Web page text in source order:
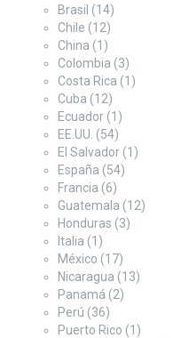
Brasil (14)
Chile (12)
China (1)
Colombia (3)
Costa Rica (1)
Cuba (12)
Ecuador (1)
EE.UU. (54)
El Salvador (1)
España (54)
Francia (6)
Guatemala (12)
Honduras (3)
Italia (1)
México (17)
Nicaragua (13)
Panamá (2)
Perú (36)
Puerto Rico (1)